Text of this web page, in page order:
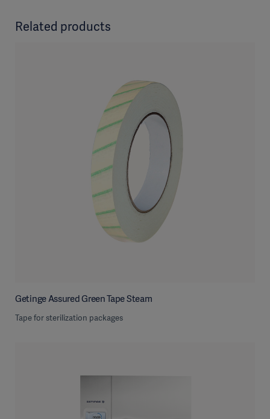
Related products
Getinge Assured Green Tape Steam
Tape for sterilization packages